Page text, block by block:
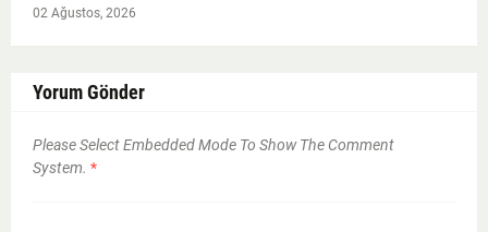
02 Ağustos, 2026
Yorum Gönder
Please Select Embedded Mode To Show The Comment
System. *